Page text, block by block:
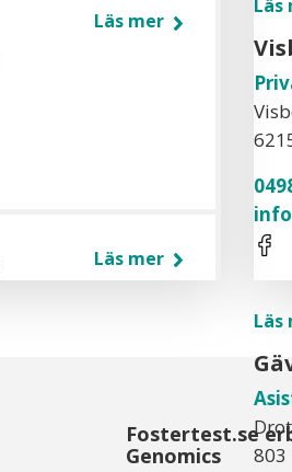
Läs mer
Läs mer
Läs
Läs
803
Fostertest.se
Genomics